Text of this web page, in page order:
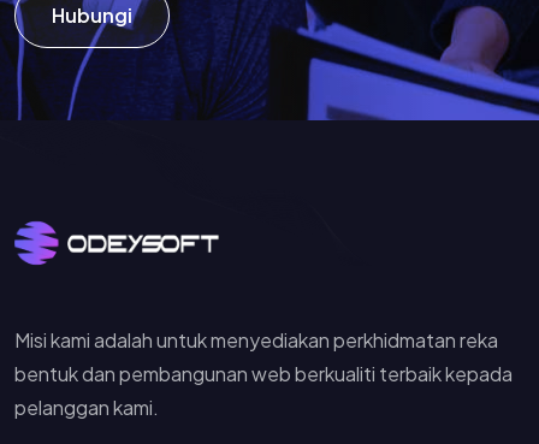
Hubungi
Misi kami adalah untuk menyediakan perkhidmatan reka
bentuk dan pembangunan web berkualiti terbaik kepada
pelanggan kami.